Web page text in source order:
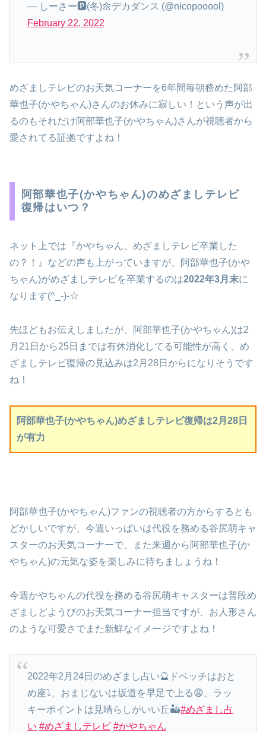
— しーさー🅿️(冬)🌼デカダンス (@nicopooool)
February 22, 2022
めざましテレビのお天気コーナーを6年間毎朝務めた阿部
華也子(かやちゃん)さんのお休みに寂しい！という声が出
るのもそれだけ阿部華也子(かやちゃん)さんが視聴者から
愛されてる証拠ですよね！
阿部華也子(かやちゃん)のめざましテレビ
復帰はいつ？
ネット上では『かやちゃん、めざましテレビ卒業した
の？！』などの声も上がっていますが、阿部華也子(かや
ちゃん)がめざましテレビを卒業するのは2022年3月末に
なります(^_-)-☆
先ほどもお伝えしましたが、阿部華也子(かやちゃん)は2
月21日から25日までは有休消化してる可能性が高く、め
ざましテレビ復帰の見込みは2月28日からになりそうです
ね！
阿部華也子(かやちゃん)めざましテレビ復帰は2月28日
が有力
阿部華也子(かやちゃん)ファンの視聴者の方からするとも
どかしいですが、今週いっぱいは代役を務める谷尻萌キャ
スターのお天気コーナーで、また来週から阿部華也子(か
やちゃん)の元気な姿を楽しみに待ちましょうね！
今週かやちゃんの代役を務める谷尻萌キャスターは普段め
ざましどようびのお天気コーナー担当ですが、お人形さん
のような可愛さでまた新鮮なイメージですよね！
2022年2月24日のめざまし占い🔮ドベッチはおと
め座⤵︎、おまじないは坂道を早足で上る😩、ラッ
キーポイントは見晴らしがいい丘🏜#めざまし占
い #めざましテレビ #かやちゃん